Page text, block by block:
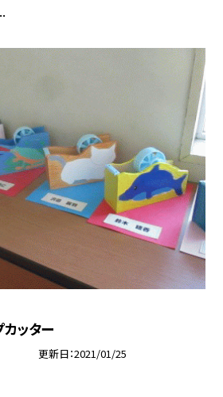
カッター
更新日 2021/01/25